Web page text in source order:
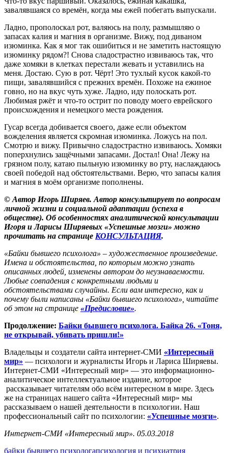
завалявшаяся со времён, когда мы ежей побегать выпускали.
Ладно, прополоскал рот, валяюсь на полу, размышляю о
запасах калия и магния в организме. Вижу, под диваном
изюминка. Как я мог так ошибиться и не заметить настоящую
изюминку рядом?! Снова сладострастно извиваюсь так, что
даже хомяки в клетках перестали жевать и уставились на
меня. Достаю. Сую в рот. Чёрт! Это тухлый кусок какой-то
пищи, завалявшийся с прежних времён. Похоже на ежиное
говно, но на вкус чуть хуже. Ладно, иду полоскать рот.
Любимая ржёт и что-то острит по поводу моего еврейского
происхождения и немецкого места рождения.
Гусар всегда добивается своего, даже если объектом
вожделения является скромная изюминка. Ложусь на пол.
Смотрю и вижу. Привычно сладострастно извиваюсь. Хомяки
поперхнулись защёчными запасами. Достал! Она! Лежу на
грязном полу, катаю пыльную изюминку во рту, наслаждаюсь
своей победой над обстоятельствами. Верю, что запасы калия
и магния в моём организме пополнены.
© Автор Игорь Ширяев. Автор консультирует по вопросам
личной жизни и социальной адаптации (успеха в
обществе). Об особенностях аналитической консультации
Игоря и Ларисы Ширяевых «Успешные мозги» можно
прочитать на странице КОНСУЛЬТАЦИЯ.
«Байки бывшего психолога» – художественное произведение.
Имена и обстоятельства, по которым можно узнать
описанных людей, изменены автором до неузнаваемости.
Любые совпадения с конкретными людьми и
обстоятельствами случайны. Если вам интересно, как и
почему были написаны «Байки бывшего психолога», читайте
об этом на странице «Предисловие».
Продолжение: Байки бывшего психолога. Байка 26. «Тоня,
не открывай, убивать пришли!»
Владельцы и создатели сайта интернет-СМИ «Интересный
мир» — психологи и журналисты Игорь и Лариса Ширяевы.
Интернет-СМИ «Интересный мир» — это информационно-
аналитическое интеллектуальное издание, которое
рассказывает читателям обо всём интересном в мире. Здесь
же на страницах нашего сайта «Интересный мир» мы
рассказываем о нашей деятельности в психологии. Наш
профессиональный сайт по психологии: «Успешные мозги».
Интернет-СМИ «Интересный мир». 05.03.2018
байки бывшего психологапсихология и психиатрия